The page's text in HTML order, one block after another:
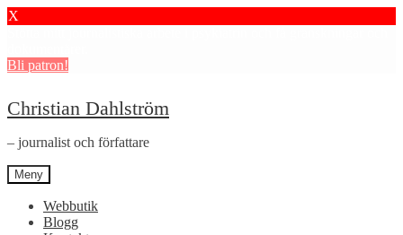
X
Bli patron!
Hoppa
till
navigering
Hoppa
till
innehåll
Christian Dahlström
– journalist och författare
Meny
Webbutik
Blogg